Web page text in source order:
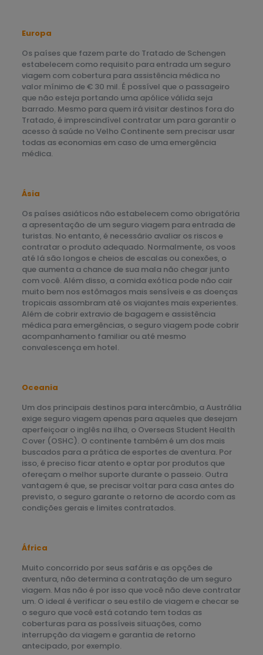
Europa
Os países que fazem parte do Tratado de Schengen
estabelecem como requisito para entrada um seguro
viagem com cobertura para assistência médica no
valor mínimo de € 30 mil. É possível que o passageiro
que não esteja portando uma apólice válida seja
barrado. Mesmo para quem irá visitar destinos fora do
Tratado, é imprescindível contratar um para garantir o
acesso à saúde no Velho Continente sem precisar usar
todas as economias em caso de uma emergência
médica.
Ásia
Os países asiáticos não estabelecem como obrigatória
a apresentação de um seguro viagem para entrada de
turistas. No entanto, é necessário avaliar os riscos e
contratar o produto adequado. Normalmente, os voos
até lá são longos e cheios de escalas ou conexões, o
que aumenta a chance de sua mala não chegar junto
com você. Além disso, a comida exótica pode não cair
muito bem nos estômagos mais sensíveis e as doenças
tropicais assombram até os viajantes mais experientes.
Além de cobrir extravio de bagagem e assistência
médica para emergências, o seguro viagem pode cobrir
acompanhamento familiar ou até mesmo
convalescença em hotel.
Oceania
Um dos principais destinos para intercâmbio, a Austrália
exige seguro viagem apenas para aqueles que desejam
aperfeiçoar o inglês na ilha, o Overseas Student Health
Cover (OSHC). O continente também é um dos mais
buscados para a prática de esportes de aventura. Por
isso, é preciso ficar atento e optar por produtos que
ofereçam o melhor suporte durante o passeio. Outra
vantagem é que, se precisar voltar para casa antes do
previsto, o seguro garante o retorno de acordo com as
condições gerais e limites contratados.
África
Muito concorrido por seus safáris e as opções de
aventura, não determina a contratação de um seguro
viagem. Mas não é por isso que você não deve contratar
um. O ideal é verificar o seu estilo de viagem e checar se
o seguro que você está cotando tem todas as
coberturas para as possíveis situações, como
interrupção da viagem e garantia de retorno
antecipado, por exemplo.